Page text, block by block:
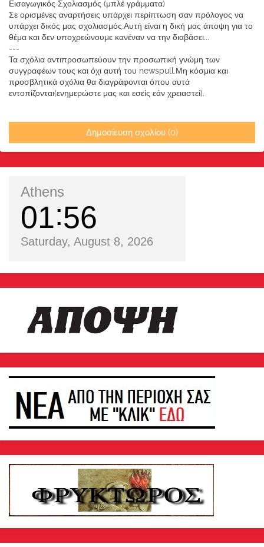
Εισαγωγικός Σχολιασμός (μπλέ γράμματα)
Σε ορισμένες αναρτήσεις υπάρχει περίπτωση σαν πρόλογος να
υπάρχει δικός μας σχολιασμός.Αυτή είναι η δική μας άποψη για το
θέμα και δεν υποχρεώνουμε κανέναν να την διαβάσει...
---
Τα σχόλια αντιπροσωπεύουν την προσωπική γνώμη των
συγγραφέων τους και όχι αυτή του newspull.Μη κόσμια και
προσβλητικά σχόλια θα διαγράφονται όπου αυτά
εντοπίζονται(ενημερώστε μας και εσείς εάν χρειαστεί).
Δημοσίευση σχολίου (0)
Athens
01 56
Saturday, August 8, 2026